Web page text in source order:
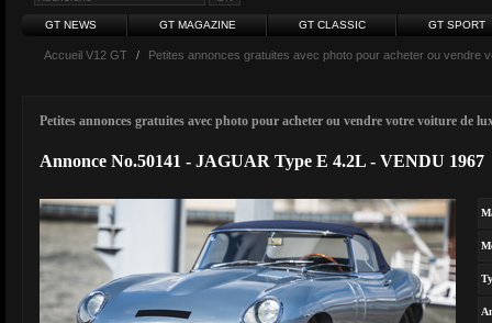
GT NEWS GT MAGAZINE GT CLASSIC GT SPORT
Accueil V12 GT / Petites annonces gratuites avec photo pour acheter ou vendre
Petites annonces gratuites avec photo pour acheter ou vendre votre voiture de
Annonce No.50141 - JAGUAR Type E 4.2L - VENDU 1967